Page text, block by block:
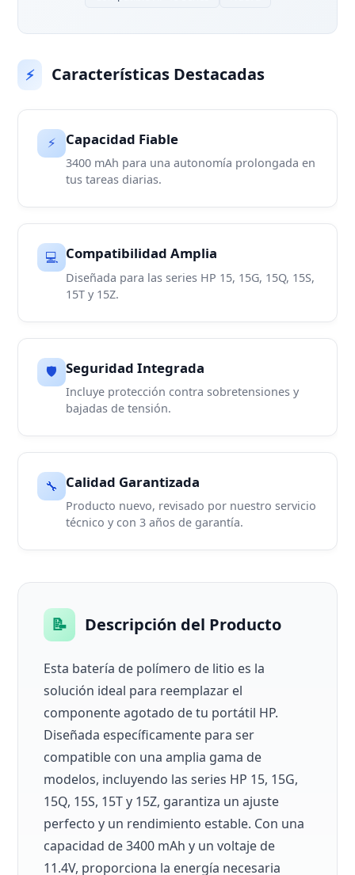
⚡ Características Destacadas
⚡ Capacidad Fiable
3400 mAh para una autonomía prolongada en
tus tareas diarias.
💻 Compatibilidad Amplia
Diseñada para las series HP 15, 15G, 15Q, 15S,
15T y 15Z.
🛡️ Seguridad Integrada
Incluye protección contra sobretensiones y
bajadas de tensión.
🔧 Calidad Garantizada
Producto nuevo, revisado por nuestro servicio
técnico y con 3 años de garantía.
📝 Descripción del Producto
Esta batería de polímero de litio es la
solución ideal para reemplazar el
componente agotado de tu portátil HP.
Diseñada específicamente para ser
compatible con una amplia gama de
modelos, incluyendo las series HP 15, 15G,
15Q, 15S, 15T y 15Z, garantiza un ajuste
perfecto y un rendimiento estable. Con una
capacidad de 3400 mAh y un voltaje de
11.4V, proporciona la energía necesaria